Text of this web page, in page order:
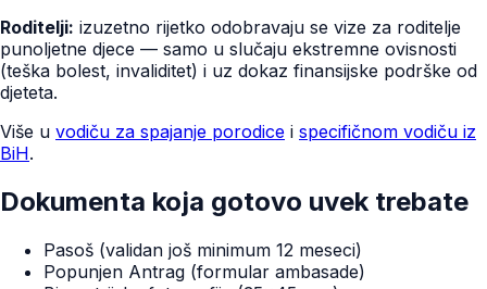
Roditelji: izuzetno rijetko odobravaju se vize za roditelje
punoljetne djece — samo u slučaju ekstremne ovisnosti
(teška bolest, invaliditet) i uz dokaz finansijske podrške od
djeteta.
Više u vodiču za spajanje porodice i specifičnom vodiču iz
BiH.
Dokumenta koja gotovo uvek trebate
Pasoš (validan još minimum 12 meseci)
Popunjen Antrag (formular ambasade)